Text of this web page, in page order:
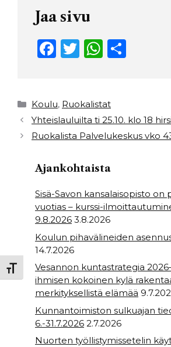
Toggle Font size
Jaa sivu
F
e
b
o
o
k
T
t
e
r
W
ts
A
p
p
Kategoriat
Koulu, Ruokalistat
Yhteislauluilta ti 25.10. klo 18
Ruokalista Palvelukeskus vko
Ajankohtaista
Sisä-Savon kansalaisopisto on
vuotias – kurssi-
9.8.2026 3.8.2026
Koulun pihavälineiden
14.7.2026
Vesannon kuntastrategia
ihmisen kokoinen kylä
merkityksellistä elämää
Kunnantoimiston sulkuajan
6.-31.7.2026 2.7.2026
Nuorten työllistymissetelin